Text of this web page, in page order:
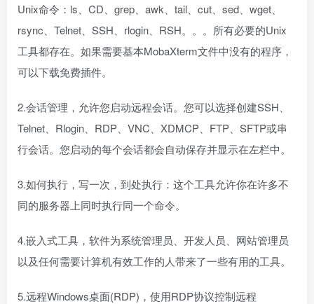
Unix命令：ls、CD、grep、awk、tail、cut、sed、wget、
rsync、Telnet、SSH、rlogin、RSH。。。所有必要的Unix
工具都存在。如果需要基本MobaXterm文件中没有的程序，
可以下载免费插件。
2.会话管理，允许您启动远程会话。您可以选择创建SSH、
Telnet、Rlogin、RDP、VNC、XDMCP、FTP、SFTP或串
行会话。您启动的每个会话都会自动保存并显示在左栏中。
3.如何执行，写一次，到处执行：这个工具允许你在许多不
同的服务器上同时执行同一个命令。
4.嵌入式工具，软件为系统管理员、开发人员、网站管理员
以及任何需要计算机有效工作的人带来了一些有用的工具。
5.远程Windows桌面(RDP)，使用RDP协议控制远程